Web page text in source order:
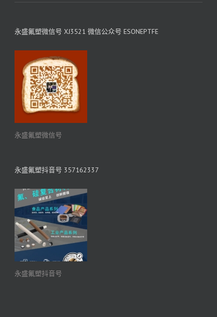
永盛氟塑微信号 XJ3521 微信公众号 ESONEPTFE
永盛氟塑微信号
永盛氟塑抖音号 357162337
永盛氟塑抖音号